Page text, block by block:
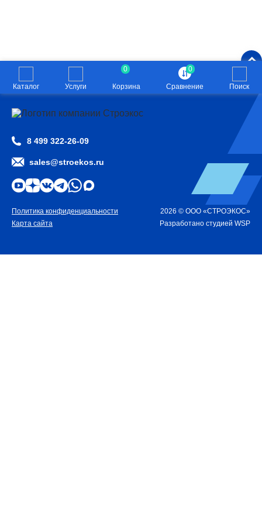
Каталог Услуги
0
Корзина
0
Сравнение Поиск
8 499 322-26-09
sales@stroekos.ru
Политика конфиденциальности
Карта сайта
2026 © ООО «СТРОЭКОС»
Разработано студией WSP